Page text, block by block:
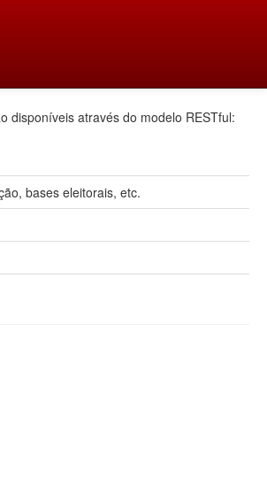
disponíveis através do modelo RESTful:
bases eleitorais, etc.